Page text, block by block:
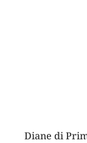
Diane di